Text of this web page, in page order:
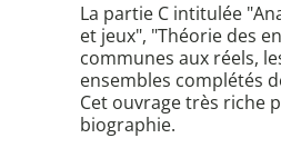
La partie C intitulée
et jeux", "Théorie des
communes aux réels,
ensembles complétés
Cet ouvrage très riche
biographie.